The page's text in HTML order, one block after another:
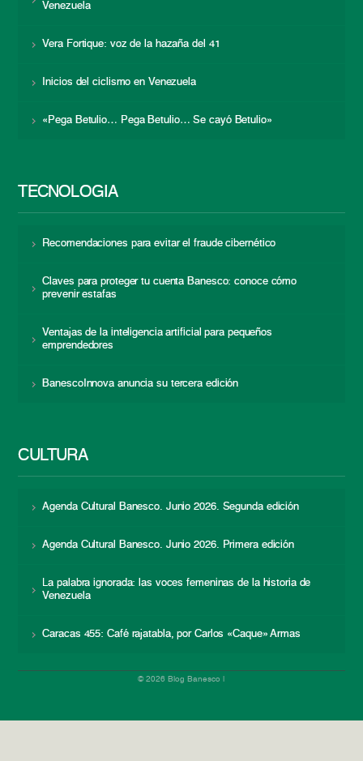
Venezuela
Vera Fortique: voz de la hazaña del 41
Inicios del ciclismo en Venezuela
«Pega Betulio… Pega Betulio… Se cayó Betulio»
TECNOLOGÍA
Recomendaciones para evitar el fraude cibernético
Claves para proteger tu cuenta Banesco: conoce cómo
prevenir estafas
Ventajas de la inteligencia artificial para pequeños
emprendedores
BanescoInnova anuncia su tercera edición
CULTURA
Agenda Cultural Banesco. Junio 2026. Segunda edición
Agenda Cultural Banesco. Junio 2026. Primera edición
La palabra ignorada: las voces femeninas de la historia de
Venezuela
Caracas 455: Café rajatabla, por Carlos «Caque» Armas
© 2026 Blog Banesco |